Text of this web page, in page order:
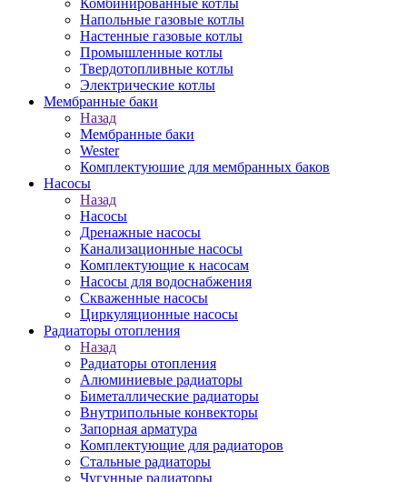
Комбинированные котлы
Напольные газовые котлы
Настенные газовые котлы
Промышленные котлы
Твердотопливные котлы
Электрические котлы
Мембранные баки
Назад
Мембранные баки
Wester
Комплектуюшие для мембранных баков
Насосы
Назад
Насосы
Дренажные насосы
Канализационные насосы
Комплектующие к насосам
Насосы для водоснабжения
Скваженные насосы
Циркуляционные насосы
Радиаторы отопления
Назад
Радиаторы отопления
Алюминиевые радиаторы
Биметаллические радиаторы
Внутрипольные конвекторы
Запорная арматура
Комплектующие для радиаторов
Стальные радиаторы
Чугунные радиаторы